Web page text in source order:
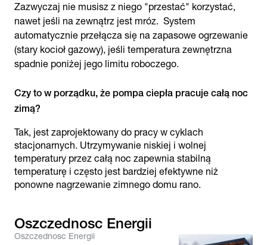
Zazwyczaj nie musisz z niego "przestać" korzystać,
nawet jeśli na zewnątrz jest mróz. System
automatycznie przełącza się na zapasowe ogrzewanie
(stary kocioł gazowy), jeśli temperatura zewnętrzna
spadnie poniżej jego limitu roboczego.
Czy to w porządku, że pompa ciepła pracuje całą noc
zimą?
Tak, jest zaprojektowany do pracy w cyklach
stacjonarnych. Utrzymywanie niskiej i wolnej
temperatury przez całą noc zapewnia stabilną
temperaturę i często jest bardziej efektywne niż
ponowne nagrzewanie zimnego domu rano.
Oszczednosc Energii
Oszczednosc Energii